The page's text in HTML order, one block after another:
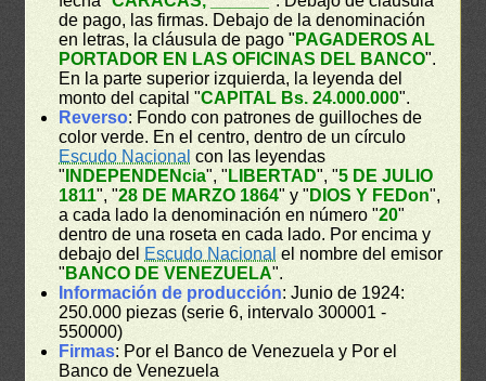
de pago, las firmas. Debajo de la denominación
en letras, la cláusula de pago " PAGADEROS AL
PORTADOR EN LAS OFICINAS DEL BANCO".
En la parte superior izquierda, la leyenda del
monto del capital "CAPITAL Bs. 24.000.000".
Reverso: Fondo con patrones de guilloches de
color verde. En el centro, dentro de un círculo
Escudo Nacional con las leyendas
" INDEPENDENcia", " LIBERTAD", "5 DE JULIO
1811", "28 DE MARZO 1864" y " DIOS Y FEDon",
a cada lado la denominación en número "20"
dentro de una roseta en cada lado. Por encima y
debajo del Escudo Nacional el nombre del emisor
" BANCO DE VENEZUELA".
Información de producción: Junio de 1924:
250.000 piezas (serie 6, intervalo 300001 -
550000)
Firmas: Por el Banco de Venezuela y Por el
Banco de Venezuela